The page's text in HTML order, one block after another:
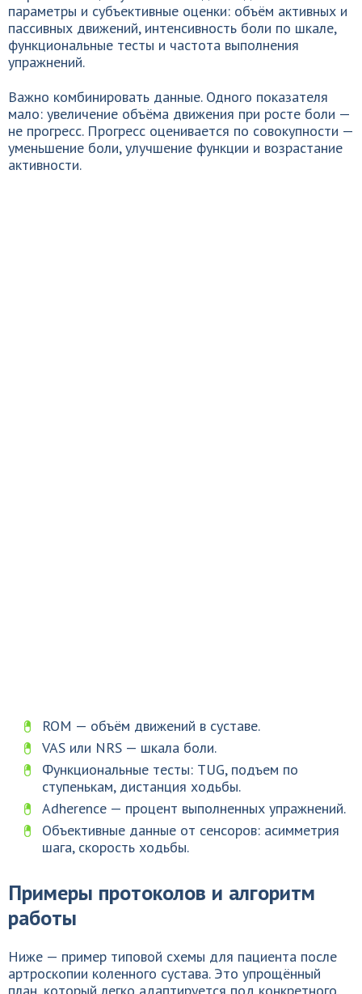
параметры и субъективные оценки: объём активных и
пассивных движений, интенсивность боли по шкале,
функциональные тесты и частота выполнения
упражнений.
Важно комбинировать данные. Одного показателя
мало: увеличение объёма движения при росте боли —
не прогресс. Прогресс оценивается по совокупности —
уменьшение боли, улучшение функции и возрастание
активности.
ROM — объём движений в суставе.
VAS или NRS — шкала боли.
Функциональные тесты: TUG, подъем по
ступенькам, дистанция ходьбы.
Adherence — процент выполненных упражнений.
Объективные данные от сенсоров: асимметрия
шага, скорость ходьбы.
Примеры протоколов и алгоритм
работы
Ниже — пример типовой схемы для пациента после
артроскопии коленного сустава. Это упрощённый